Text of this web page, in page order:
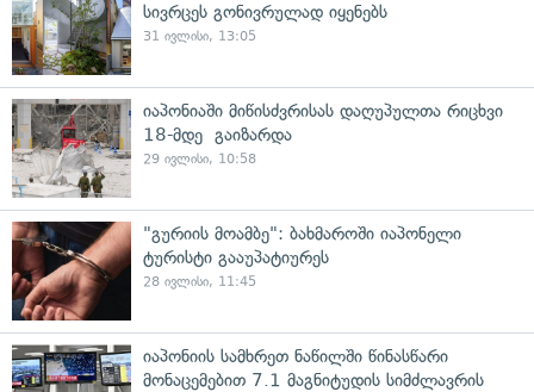
სივრცეს გონივრულად იყენებს
31 ივლისი, 13:05
იაპონიაში მიწისძვრისას დაღუპულთა რიცხვი
18-მდე გაიზარდა
29 ივლისი, 10:58
"გურიის მოამბე": ბახმაროში იაპონელი
ტურისტი გააუპატიურეს
28 ივლისი, 11:45
იაპონიის სამხრეთ ნაწილში წინასწარი
მონაცემებით 7.1 მაგნიტუდის სიმძლავრის